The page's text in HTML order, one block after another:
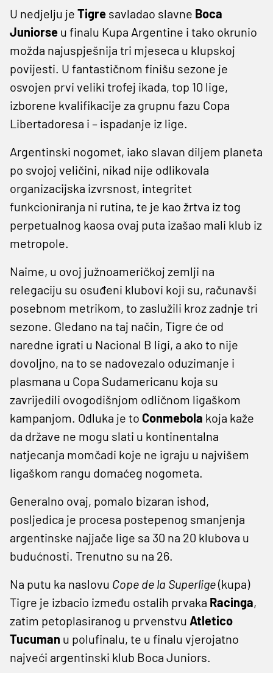
U nedjelju je Tigre savladao slavne Boca
Juniorse u finalu Kupa Argentine i tako okrunio
možda najuspješnija tri mjeseca u klupskoj
povijesti. U fantastičnom finišu sezone je
osvojen prvi veliki trofej ikada, top 10 lige,
izborene kvalifikacije za grupnu fazu Copa
Libertadoresa i – ispadanje iz lige.
Argentinski nogomet, iako slavan diljem planeta
po svojoj veličini, nikad nije odlikovala
organizacijska izvrsnost, integritet
funkcioniranja ni rutina, te je kao žrtva iz tog
perpetualnog kaosa ovaj puta izašao mali klub iz
metropole.
Naime, u ovoj južnoameričkoj zemlji na
relegaciju su osuđeni klubovi koji su, računavši
posebnom metrikom, to zaslužili kroz zadnje tri
sezone. Gledano na taj način, Tigre će od
naredne igrati u Nacional B ligi, a ako to nije
dovoljno, na to se nadovezalo oduzimanje i
plasmana u Copa Sudamericanu koja su
zavrijedili ovogodišnjom odličnom ligaškom
kampanjom. Odluka je to Conmebola koja kaže
da države ne mogu slati u kontinentalna
natjecanja momčadi koje ne igraju u najvišem
ligaškom rangu domaćeg nogometa.
Generalno ovaj, pomalo bizaran ishod,
posljedica je procesa postepenog smanjenja
argentinske najjače lige sa 30 na 20 klubova u
budućnosti. Trenutno su na 26.
Na putu ka naslovu Cope de la Superlige(kupa)
Tigre je izbacio između ostalih prvaka Racinga,
zatim petoplasiranog u prvenstvu Atletico
Tucuman u polufinalu, te u finalu vjerojatno
najveći argentinski klub Boca Juniors.